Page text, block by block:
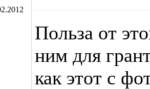
Польза от
ним для
как этот с